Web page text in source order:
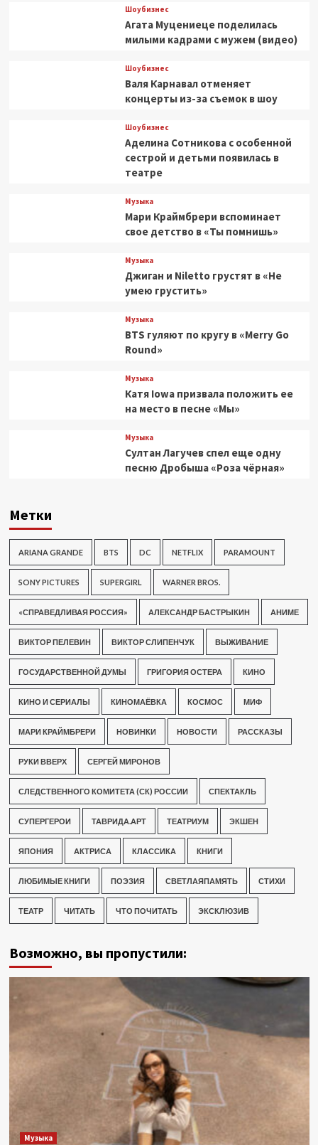
Шоубизнес
Агата Муцениеце поделилась
милыми кадрами с мужем (видео)
Шоубизнес
Валя Карнавал отменяет
концерты из-за съемок в шоу
Шоубизнес
Аделина Сотникова с особенной
сестрой и детьми появилась в
театре
Музыка
Мари Краймбрери вспоминает
свое детство в «Ты помнишь»
Музыка
Джиган и Niletto грустят в «Не
умею грустить»
Музыка
BTS гуляют по кругу в «Merry Go
Round»
Музыка
Катя Iowa призвала положить ее
на место в песне «Мы»
Музыка
Султан Лагучев спел еще одну
песню Дробыша «Роза чёрная»
Метки
ARIANA GRANDE BTS DC NETFLIX PARAMOUNT
SONY PICTURES SUPERGIRL WARNER BROS.
«СПРАВЕДЛИВАЯ РОССИЯ» АЛЕКСАНДР БАСТРЫКИН АНИМЕ
ВИКТОР ПЕЛЕВИН ВИКТОР СЛИПЕНЧУК ВЫЖИВАНИЕ
ГОСУДАРСТВЕННОЙ ДУМЫ ГРИГОРИЯ ОСТЕРА КИНО
КИНО И СЕРИАЛЫ КИНОМАЁВКА КОСМОС МИФ
МАРИ КРАЙМБРЕРИ НОВИНКИ НОВОСТИ РАССКАЗЫ
РУКИ ВВЕРХ СЕРГЕЙ МИРОНОВ
СЛЕДСТВЕННОГО КОМИТЕТА (СК) РОССИИ СПЕКТАКЛЬ
СУПЕРГЕРОИ ТАВРИДА.АРТ ТЕАТРИУМ ЭКШЕН
ЯПОНИЯ АКТРИСА КЛАССИКА КНИГИ
ЛЮБИМЫЕ КНИГИ ПОЭЗИЯ СВЕТЛАЯПАМЯТЬ СТИХИ
ТЕАТР ЧИТАТЬ ЧТО ПОЧИТАТЬ ЭКСКЛЮЗИВ
Возможно, вы пропустили:
Музыка